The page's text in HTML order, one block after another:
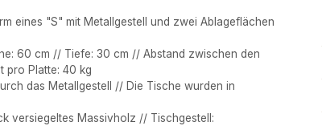
eines "S" mit Metallgestell und zwei Ablageflächen
60 cm // Tiefe: 30 cm // Abstand zwischen den
pro Platte: 40 kg
das Metallgestell // Die Tische wurden in
versiegeltes Massivholz // Tischgestell: